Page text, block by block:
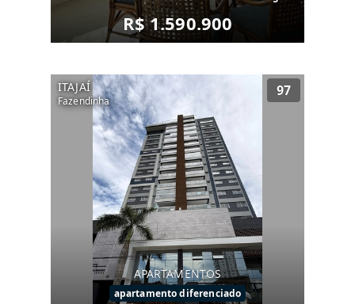
R$ 1.590.900
ITAJAÍ
Fazendinha
97
APARTAMENTOS
apartamento diferenciado